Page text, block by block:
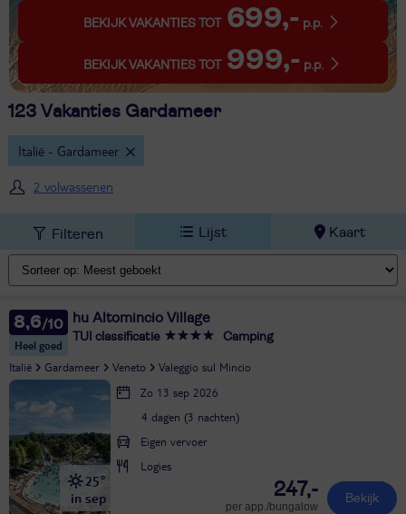
BEKIJK VAKANTIES TOT 699,- p.p.
BEKIJK VAKANTIES TOT 999,- p.p.
123 Vakanties Gardameer
Italië - Gardameer
2 volwassenen
Filteren Lijst Kaart
8,6
Heel goed
hu Altomincio Village
TUI classificatie Camping
Italië Gardameer Veneto Valeggio sul Mincio
25°
in sep
Zo 13 sep 2026
4 dagen (3 nachten)
Eigen vervoer
Logies
247,-
per app./bungalow
Bekijk